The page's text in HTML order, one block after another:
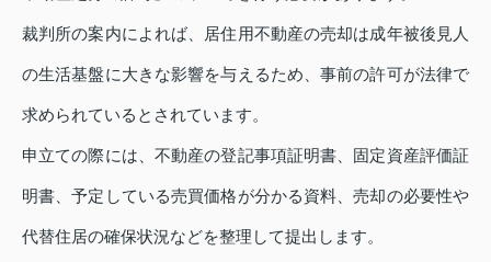
裁判所の案内によれば、居住用不動産の売却は成年被後見人
の生活基盤に大きな影響を与えるため、事前の許可が法律で
求められているとされています。
申立ての際には、不動産の登記事項証明書、固定資産評価証
明書、予定している売買価格が分かる資料、売却の必要性や
代替住居の確保状況などを整理して提出します。